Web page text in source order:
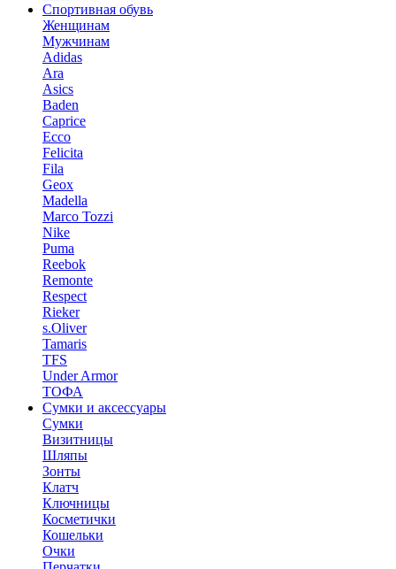
Спортивная обувь
Женщинам
Мужчинам
Adidas
Ara
Asics
Baden
Caprice
Ecco
Felicita
Fila
Geox
Madella
Marco Tozzi
Nike
Puma
Reebok
Remonte
Respect
Rieker
s.Oliver
Tamaris
TFS
Under Armor
ТОФА
Сумки и аксессуары
Сумки
Визитницы
Шляпы
Зонты
Клатч
Ключницы
Косметички
Кошельки
Очки